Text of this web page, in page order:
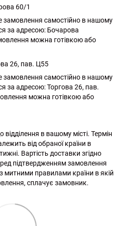
60/1
замовлення самостійно в нашому
за адресою: Бочарова
можна готівкою або
26, пав. Ц55
замовлення самостійно в нашому
за адресою: Торгова 26, пав.
можна готівкою або
в вашому місті. Термін
від обраної країни в
Вартість доставки згідно
підтвердженням замовлення
митними правилами країни в якій
сплачує замовник.